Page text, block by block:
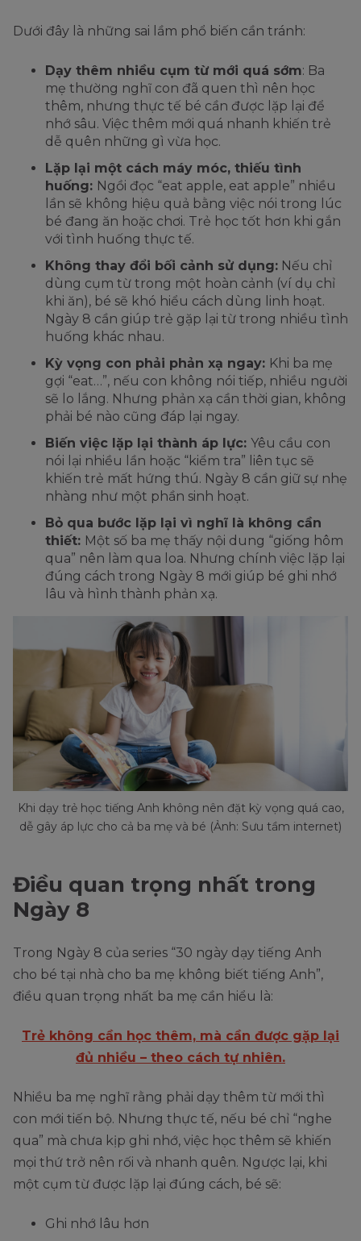
Dưới đây là những sai lầm phổ biến cần tránh:
Dạy thêm nhiều cụm từ mới quá sớm: Ba
mẹ thường nghĩ con đã quen thì nên học
thêm, nhưng thực tế bé cần được lặp lại để
nhớ sâu. Việc thêm mới quá nhanh khiến trẻ
dễ quên những gì vừa học.
Lặp lại một cách máy móc, thiếu tình
huống: Ngồi đọc “eat apple, eat apple” nhiều
lần sẽ không hiệu quả bằng việc nói trong lúc
bé đang ăn hoặc chơi. Trẻ học tốt hơn khi gắn
với tình huống thực tế.
Không thay đổi bối cảnh sử dụng: Nếu chỉ
dùng cụm từ trong một hoàn cảnh (ví dụ chỉ
khi ăn), bé sẽ khó hiểu cách dùng linh hoạt.
Ngày 8 cần giúp trẻ gặp lại từ trong nhiều tình
huống khác nhau.
Kỳ vọng con phải phản xạ ngay: Khi ba mẹ
gợi “eat…”, nếu con không nói tiếp, nhiều người
sẽ lo lắng. Nhưng phản xạ cần thời gian, không
phải bé nào cũng đáp lại ngay.
Biến việc lặp lại thành áp lực: Yêu cầu con
nói lại nhiều lần hoặc “kiểm tra” liên tục sẽ
khiến trẻ mất hứng thú. Ngày 8 cần giữ sự nhẹ
nhàng như một phần sinh hoạt.
Bỏ qua bước lặp lại vì nghĩ là không cần
thiết: Một số ba mẹ thấy nội dung “giống hôm
qua” nên làm qua loa. Nhưng chính việc lặp lại
đúng cách trong Ngày 8 mới giúp bé ghi nhớ
lâu và hình thành phản xạ.
Khi dạy trẻ học tiếng Anh không nên đặt kỳ vọng quá cao,
dễ gây áp lực cho cả ba mẹ và bé (Ảnh: Sưu tầm internet)
Điều quan trọng nhất trong
Ngày 8
Trong Ngày 8 của series “30 ngày dạy tiếng Anh
cho bé tại nhà cho ba mẹ không biết tiếng Anh”,
điều quan trọng nhất ba mẹ cần hiểu là:
Trẻ không cần học thêm, mà cần được gặp lại
đủ nhiều – theo cách tự nhiên.
Nhiều ba mẹ nghĩ rằng phải dạy thêm từ mới thì
con mới tiến bộ. Nhưng thực tế, nếu bé chỉ “nghe
qua” mà chưa kịp ghi nhớ, việc học thêm sẽ khiến
mọi thứ trở nên rối và nhanh quên. Ngược lại, khi
một cụm từ được lặp lại đúng cách, bé sẽ:
Ghi nhớ lâu hơn